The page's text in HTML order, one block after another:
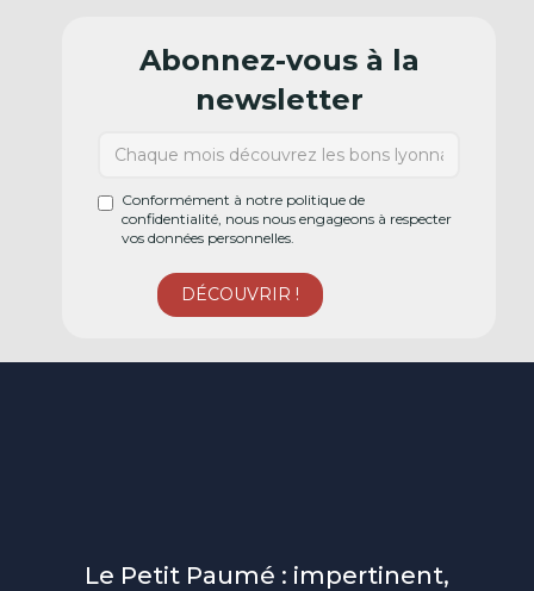
Abonnez-vous à la
newsletter
Conformément à notre politique de
confidentialité, nous nous engageons à respecter
vos données personnelles.
Le Petit Paumé : impertinent,